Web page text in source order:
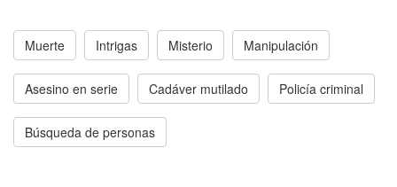
Muerte Intrigas Misterio Manipulación
Asesino en serie Cadáver mutilado Policía criminal
Búsqueda de personas